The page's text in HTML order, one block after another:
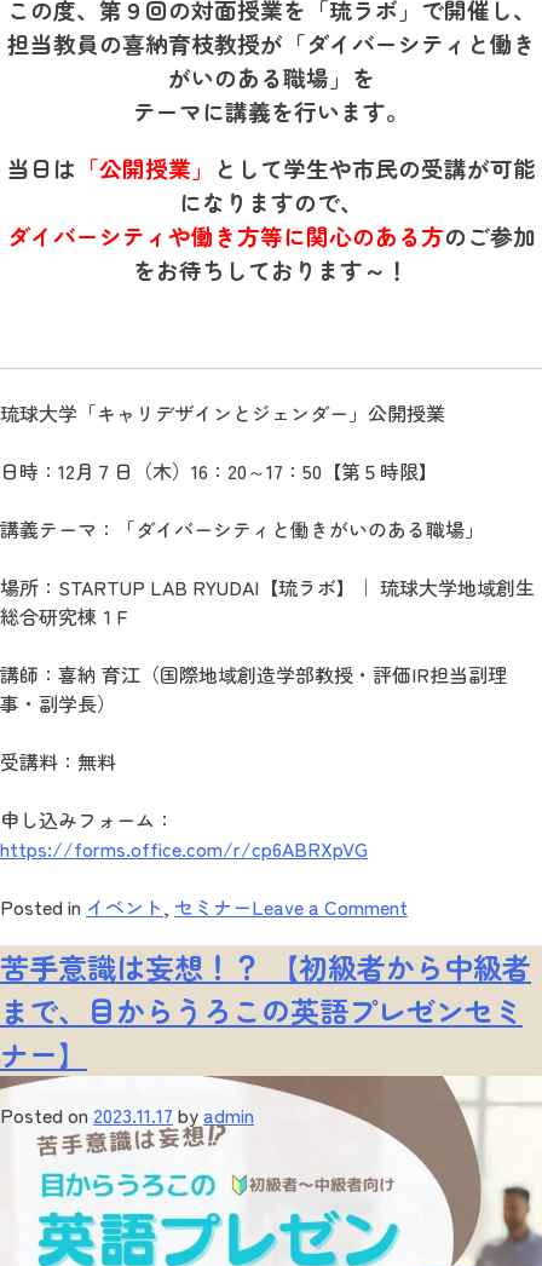
この度、第９回の対面授業を「琉ラボ」で開催し、
担当教員の喜納育枝教授が「ダイバーシティと働き
がいのある職場」を
テーマに講義を行います。
当日は 「公開授業」 として学生や市民の受講が可能
になりますので、
ダイバーシティや働き方等に関心のある方のご参加
をお待ちしております～！
琉球大学「キャリデザインとジェンダー」公開授業
日時：12月７日（木）16：20～17：50【第５時限】
講義テーマ：「ダイバーシティと働きがいのある職場」
場所： STARTUP LAB RYUDAI【琉ラボ】｜ 琉球大学地域創生
総合研究棟１F
講師：喜納 育江（国際地域創造学部教授・評価IR担当副理
事・副学長）
受講料：無料
申し込みフォーム：
https://forms.office.com/r/cp6ABRXpVG
Posted in イベント, セミナーLeave a Comment
ラ
ボ
×
球
公
苦手意識は妄想！？ 【初級者から中級者
まで、目からうろこの英語プレゼンセミ
ナー】
Posted on 2023.11.17 byadmin